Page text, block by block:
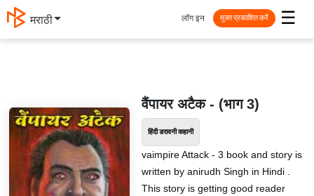
मराठी ☰
लॉग इन मुक्त प्रकाशित करें
वैंपायर अटैक - (भाग 3)
हिंदी डरावनी कहानी
vaimpire Attack - 3 book and story is
written by anirudh Singh in Hindi .
This story is getting good reader